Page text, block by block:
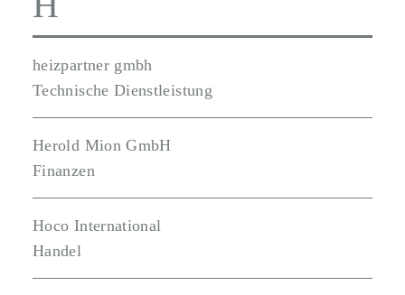
heizpartner gmbh
Technische Dienstleistung
Herold Mion GmbH
Finanzen
Hoco International
Handel